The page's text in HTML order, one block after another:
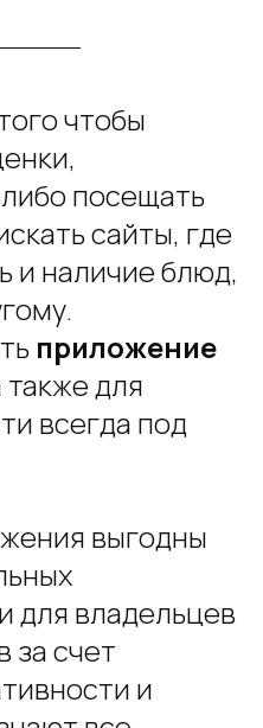
чтобы
посещать
сайты, где
и наличие блюд,
приложение
также для
всегда под
выгодны
для владельцев
за счет
и